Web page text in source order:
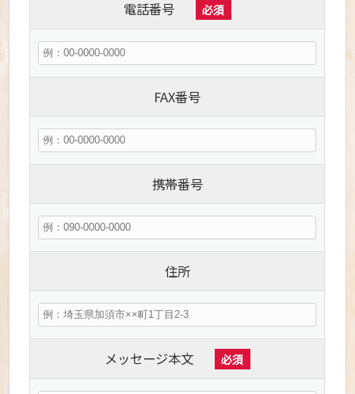
電話番号 必須
FAX番号
携帯番号
住所
メッセージ本文 必須